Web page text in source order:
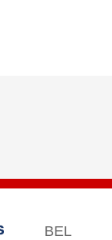
BEL